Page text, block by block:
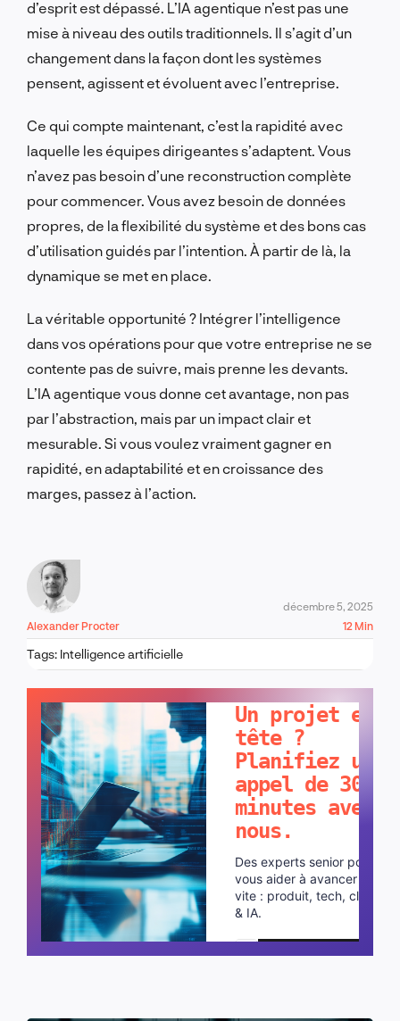
d’esprit est dépassé. L’IA agentique n’est pas une
mise à niveau des outils traditionnels. Il s’agit d’un
changement dans la façon dont les systèmes
pensent, agissent et évoluent avec l’entreprise.
Ce qui compte maintenant, c’est la rapidité avec
laquelle les équipes dirigeantes s’adaptent. Vous
n’avez pas besoin d’une reconstruction complète
pour commencer. Vous avez besoin de données
propres, de la flexibilité du système et des bons cas
d’utilisation guidés par l’intention. À partir de là, la
dynamique se met en place.
La véritable opportunité ? Intégrer l’intelligence
dans vos opérations pour que votre entreprise ne se
contente pas de suivre, mais prenne les devants.
L’IA agentique vous donne cet avantage, non pas
par l’abstraction, mais par un impact clair et
mesurable. Si vous voulez vraiment gagner en
rapidité, en adaptabilité et en croissance des
marges, passez à l’action.
Alexander Procter
décembre 5, 2025
12 Min
Tags: Intelligence artificielle
Un projet en
tête ?
Planifiez un
appel de 30
minutes avec
nous.
Des experts senior pour
vous aider à avancer plus
vite : produit, tech, cloud
& IA.
Planifier un appel